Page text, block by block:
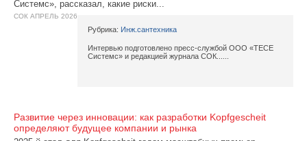
Системс», рассказал, какие риски...
СОК АПРЕЛЬ 2026
Рубрика: Инж.сантехника
Интервью подготовлено пресс-службой ООО «TECE
Системс» и редакцией журнала СОК......
Развитие через инновации: как разработки Kopfgescheit
определяют будущее компании и рынка